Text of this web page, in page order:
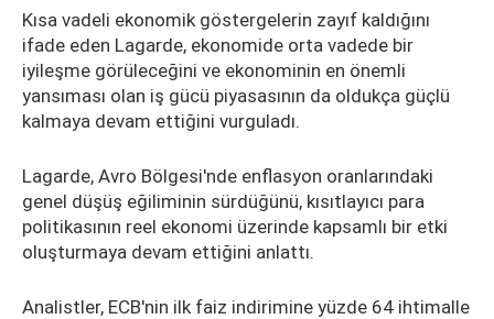
Kısa vadeli ekonomik göstergelerin zayıf kaldığını
ifade eden Lagarde, ekonomide orta vadede bir
iyileşme görüleceğini ve ekonominin en önemli
yansıması olan iş gücü piyasasının da oldukça güçlü
kalmaya devam ettiğini vurguladı.
Lagarde, Avro Bölgesi'nde enflasyon oranlarındaki
genel düşüş eğiliminin sürdüğünü, kısıtlayıcı para
politikasının reel ekonomi üzerinde kapsamlı bir etki
oluşturmaya devam ettiğini anlattı.
Analistler, ECB'nin ilk faiz indirimine yüzde 64 ihtimalle